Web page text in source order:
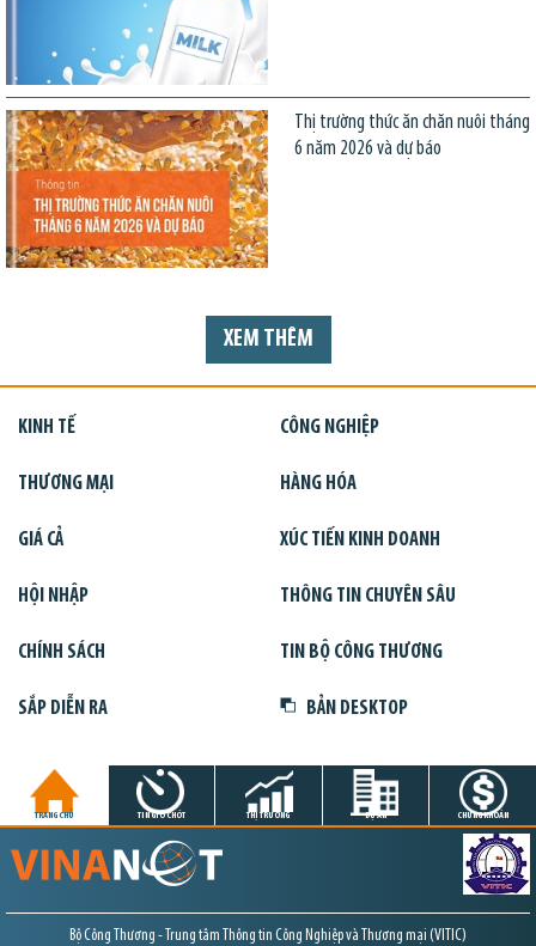
Thị trường thức ăn chăn nuôi tháng
6 năm 2026 và dự báo
XEM THÊM
KINH TẾ CÔNG NGHIỆP
THƯƠNG MẠI HÀNG HÓA
GIÁ CẢ XÚC TIẾN KINH DOANH
HỘI NHẬP THÔNG TIN CHUYÊN SÂU
CHÍNH SÁCH TIN BỘ CÔNG THƯƠNG
SẮP DIỄN RA BẢN DESKTOP
TRANG CHỦ TIN GIỜ CHÓT THỊ TRƯỜNG DỰ ÁN CHỨNG KHOÁN
Bộ Công Thương - Trung tâm Thông tin Công Nghiệp và Thương mại (VITIC)